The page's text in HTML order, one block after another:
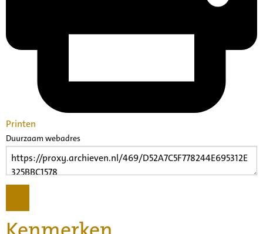
Printen
Duurzaam webadres